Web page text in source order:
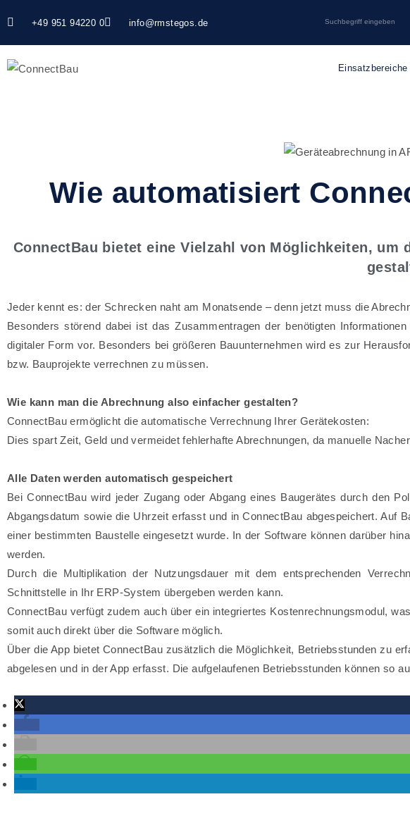
+49 951 94220 0 info@rmstegos.de
Einsatzbereiche
Wie automatisiert
ConnectBau bietet eine Vielzahl von Möglichkeiten, um
Jeder kennt es: der Schrecken naht am Monatsende – denn jetzt muss die
Besonders störend dabei ist das Zusammentragen der benötigten
digitaler Form vor. Besonders bei größeren Bauunternehmen wird es zur
bzw. Bauprojekte verrechnen zu müssen.
Wie kann man die Abrechnung also einfacher gestalten?
ConnectBau ermöglicht die automatische Verrechnung Ihrer Gerätekosten:
Dies spart Zeit, Geld und vermeidet fehlerhafte Abrechnungen, da manuelle
Alle Daten werden automatisch gespeichert
Bei ConnectBau wird jeder Zugang oder Abgang eines Baugerätes durch den
Abgangsdatum sowie die Uhrzeit erfasst und in ConnectBau abgespeichert. Auf
einer bestimmten Baustelle eingesetzt wurde. In der Software können darüber
werden.
Durch die Multiplikation der Nutzungsdauer mit dem entsprechenden
Schnittstelle in Ihr ERP-System übergeben werden kann.
ConnectBau verfügt zudem auch über ein integriertes Kostenrechnungsmodul,
somit auch direkt über die Software möglich.
Über die App bietet ConnectBau zusätzlich die Möglichkeit, Betriebsstunden zu
abgelesen und in der App erfasst. Die aufgelaufenen Betriebsstunden können so